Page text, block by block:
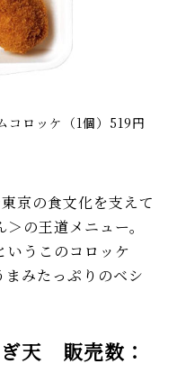
コロッケ（1個）519円
京の食文化を支えて
の王道メニュー。
いうこのコロッケ
みたっぷりのベシ
天 販売数：